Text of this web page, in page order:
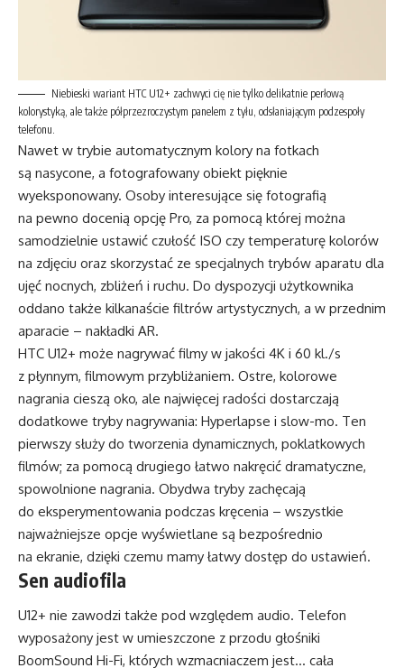
Niebieski wariant HTC U12+ zachwyci cię nie tylko delikatnie perłową
kolorystyką, ale także półprzezroczystym panelem z tyłu, odsłaniającym podzespoły
telefonu.
Nawet w trybie automatycznym kolory na fotkach
są nasycone, a fotografowany obiekt pięknie
wyeksponowany. Osoby interesujące się fotografią
na pewno docenią opcję Pro, za pomocą której można
samodzielnie ustawić czułość ISO czy temperaturę kolorów
na zdjęciu oraz skorzystać ze specjalnych trybów aparatu dla
ujęć nocnych, zbliżeń i ruchu. Do dyspozycji użytkownika
oddano także kilkanaście filtrów artystycznych, a w przednim
aparacie – nakładki AR.
HTC U12+ może nagrywać filmy w jakości 4K i 60 kl./s
z płynnym, filmowym przybliżaniem. Ostre, kolorowe
nagrania cieszą oko, ale najwięcej radości dostarczają
dodatkowe tryby nagrywania: Hyperlapse i slow-mo. Ten
pierwszy służy do tworzenia dynamicznych, poklatkowych
filmów; za pomocą drugiego łatwo nakręcić dramatyczne,
spowolnione nagrania. Obydwa tryby zachęcają
do eksperymentowania podczas kręcenia – wszystkie
najważniejsze opcje wyświetlane są bezpośrednio
na ekranie, dzięki czemu mamy łatwy dostęp do ustawień.
Sen audiofila
U12+ nie zawodzi także pod względem audio. Telefon
wyposażony jest w umieszczone z przodu głośniki
BoomSound Hi-Fi, których wzmacniaczem jest… cała